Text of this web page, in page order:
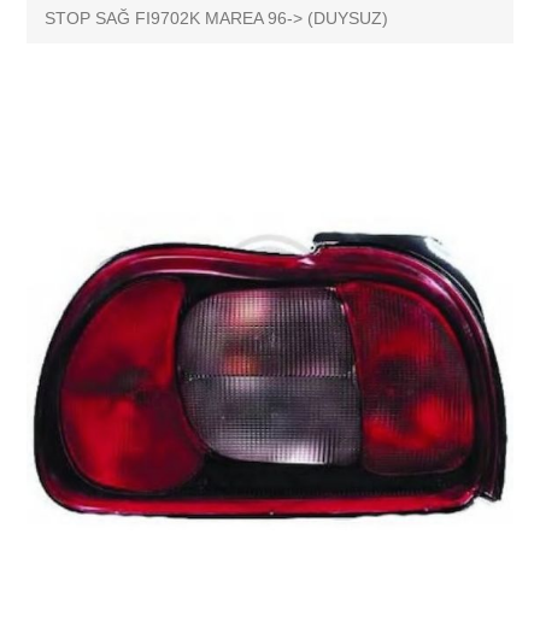
STOP SAĞ FI9702K MAREA 96-> (DUYSUZ)